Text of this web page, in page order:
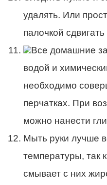
удалять. Или
палочкой
Все домашние
водой и
необходимо
перчатках. При
можно нанести
Мыть руки лучше
температуры, так
смывает с них